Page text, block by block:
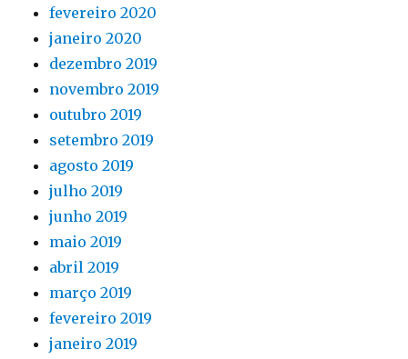
fevereiro 2020
janeiro 2020
dezembro 2019
novembro 2019
outubro 2019
setembro 2019
agosto 2019
julho 2019
junho 2019
maio 2019
abril 2019
março 2019
fevereiro 2019
janeiro 2019